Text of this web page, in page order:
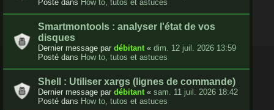
Posté dans How to, tutos et astuces
Smartmontools : analyser l'état de vos
disques
Dernier message par débitant« dim. 12 juil. 2026 13:59
Posté dans How to, tutos et astuces
Shell : Utiliser xargs (lignes de commande)
Dernier message par débitant« sam. 11 juil. 2026 18:42
Posté dans How to, tutos et astuces